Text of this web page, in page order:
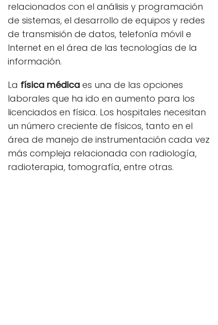
relacionados con el análisis y programación
de sistemas, el desarrollo de equipos y redes
de transmisión de datos, telefonía móvil e
Internet en el área de las tecnologías de la
información.
La física médica es una de las opciones
laborales que ha ido en aumento para los
licenciados en física. Los hospitales necesitan
un número creciente de físicos, tanto en el
área de manejo de instrumentación cada vez
más compleja relacionada con radiología,
radioterapia, tomografía, entre otras.